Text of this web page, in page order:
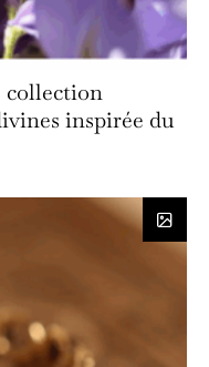
collection
inspirée du